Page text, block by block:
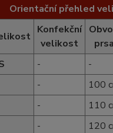
Orientační přehled
Konfekční
velikost
prsa
- -
- 100
- 110
- 120